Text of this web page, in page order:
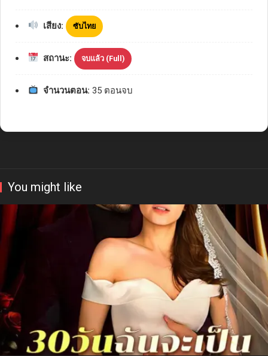
เสียง: ซับไทย
สถานะ: จบแล้ว (Full)
จำนวนตอน: 35 ตอนจบ
You might like